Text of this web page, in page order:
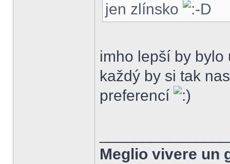
jen zlínsko
imho lepší by
každý by si tak
preferencí
Meglio vivere un